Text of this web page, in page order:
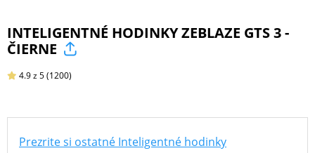
PRÍSLUŠENSTVO
PRE
PRÍSLUŠENSTVO
INTELIGENTNÉ HODINKY ZEBLAZE GTS 3 -
ČIERNE
4.9z 5(1200)
Prezrite si ostatné Inteligentné hodinky